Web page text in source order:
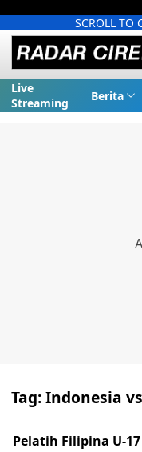
SCROLL TO
Live
Streaming
Berita
Tag:Indonesia
Pelatih Filipina U-